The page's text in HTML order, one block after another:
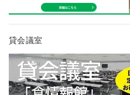
貸会議室